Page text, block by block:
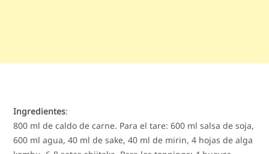
Ingredientes:
800 ml de caldo de carne. Para el tare: 600 ml salsa de soja,
600 ml agua, 40 ml de sake, 40 ml de mirin, 4 hojas de alga